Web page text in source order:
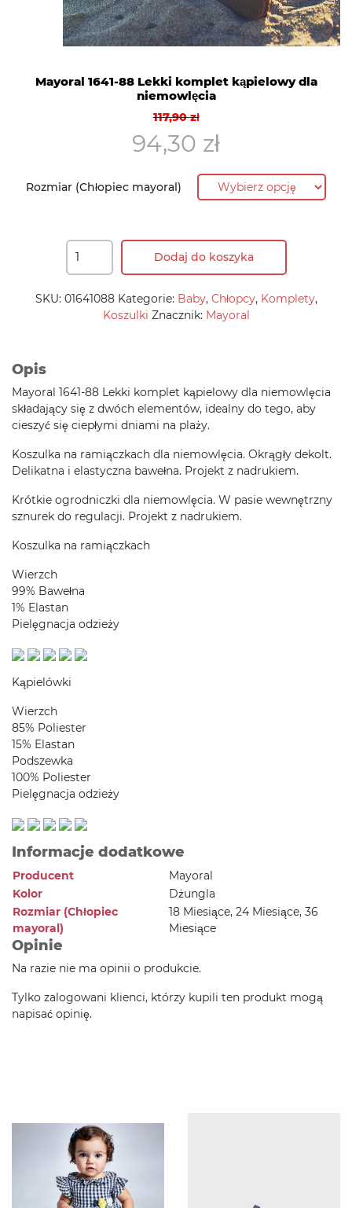
Mayoral 1641-88 Lekki komplet kąpielowy dla
niemowlęcia
117,90zł
Pierwotna
cena
wynosiła:
94,30 zł
Aktualna
cena
wynosi:
Rozmiar (Chłopiec mayoral)
Dodaj do koszyka
SKU: 01641088 Kategorie: Baby, Chłopcy, Komplety,
Koszulki Znacznik: Mayoral
Opis
Mayoral 1641-88 Lekki komplet kąpielowy dla niemowlęcia
składający się z dwóch elementów, idealny do tego, aby
cieszyć się ciepłymi dniami na plaży.
Koszulka na ramiączkach dla niemowlęcia. Okrągły dekolt.
Delikatna i elastyczna bawełna. Projekt z nadrukiem.
Krótkie ogrodniczki dla niemowlęcia. W pasie wewnętrzny
sznurek do regulacji. Projekt z nadrukiem.
Koszulka na ramiączkach
Wierzch
99% Bawełna
1% Elastan
Pielęgnacja odzieży
Kąpielówki
Wierzch
85% Poliester
15% Elastan
Podszewka
100% Poliester
Pielęgnacja odzieży
Informacje dodatkowe
Producent
Mayoral
Kolor
Dżungla
Rozmiar (Chłopiec
mayoral)
18 Miesiące, 24 Miesiące, 36
Miesiące
Opinie
Na razie nie ma opinii o produkcie.
Tylko zalogowani klienci, którzy kupili ten produkt mogą
napisać opinię.